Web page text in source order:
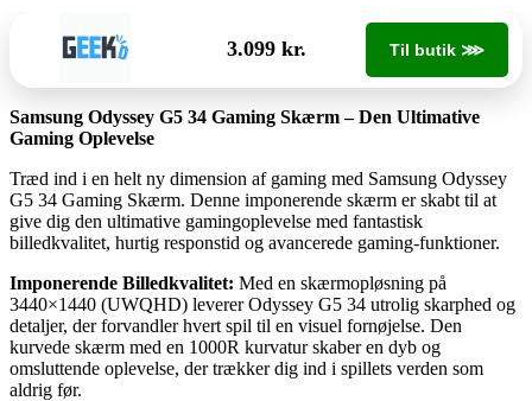
3.099 kr. Til butik ⋙
Samsung Odyssey G5 34 Gaming Skærm – Den Ultimative
Gaming Oplevelse
Træd ind i en helt ny dimension af gaming med Samsung Odyssey
G5 34 Gaming Skærm. Denne imponerende skærm er skabt til at
give dig den ultimative gamingoplevelse med fantastisk
billedkvalitet, hurtig responstid og avancerede gaming-funktioner.
Imponerende Billedkvalitet: Med en skærmopløsning på
3440×1440 (UWQHD) leverer Odyssey G5 34 utrolig skarphed og
detaljer, der forvandler hvert spil til en visuel fornøjelse. Den
kurvede skærm med en 1000R kurvatur skaber en dyb og
omsluttende oplevelse, der trækker dig ind i spillets verden som
aldrig før.